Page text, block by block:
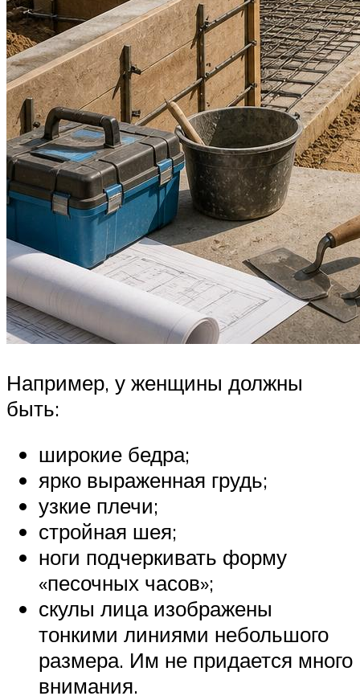
Например, у женщины должны
быть:
широкие бедра;
ярко выраженная грудь;
узкие плечи;
стройная шея;
ноги подчеркивать форму
«песочных часов»;
скулы лица изображены
тонкими линиями небольшого
размера. Им не придается много
внимания.